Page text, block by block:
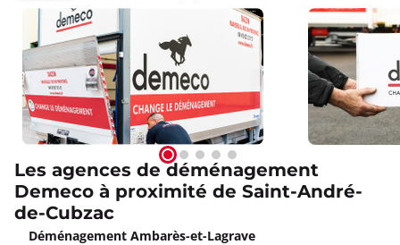
Les agences de déménagement
Demeco à proximité de Saint-André-
de-Cubzac
Déménagement Ambarès-et-Lagrave